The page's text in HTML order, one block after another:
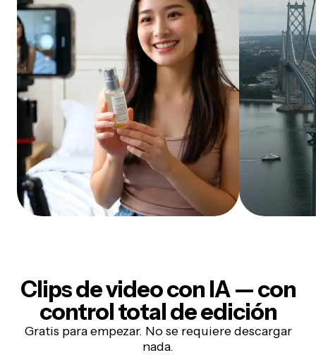
Clips de video con IA — con
control total de edición
Gratis para empezar. No se requiere descargar
nada.